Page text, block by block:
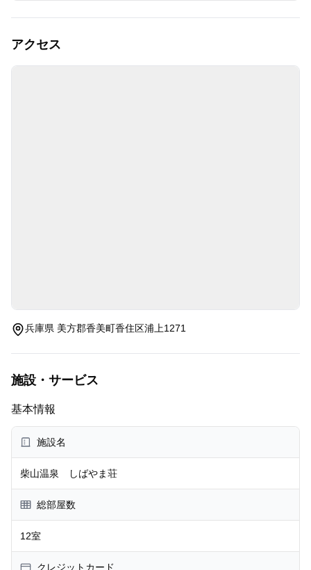
アクセス
兵庫県 美方郡香美町香住区浦上1271
施設・サービス
基本情報
施設名
柴山温泉 しばやま荘
総部屋数
12室
クレジットカード